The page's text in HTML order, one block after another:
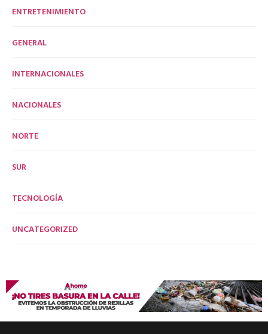
ENTRETENIMIENTO
GENERAL
INTERNACIONALES
NACIONALES
NORTE
SUR
TECNOLOGÍA
UNCATEGORIZED